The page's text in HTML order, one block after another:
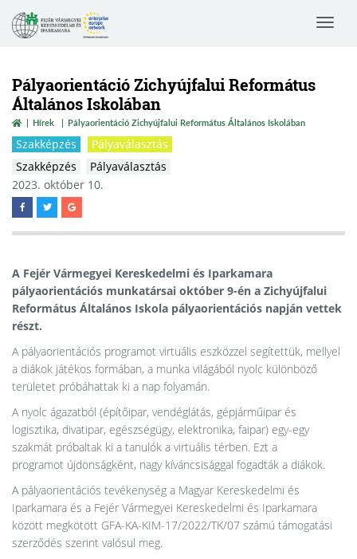
Toggle
Pályaorientáció Zichyújfalui Református
Általános Iskolában
Hírek Pályaorientáció Zichyújfalui Református Általános Iskolában
Szakképzés
Pályaválasztás
Szakképzés
Pályaválasztás
2023. október 10.
A Fejér Vármegyei Kereskedelmi és Iparkamara
pályaorientációs munkatársai október 9-én a Zichyújfalui
Református Általános Iskola pályaorientációs napján vettek
részt.
A pályaorientációs programot virtuális eszközzel segítettük, mellyel
a diákok játékos formában, a munka világából nyolc különböző
területet próbáhattak ki a nap folyamán.
A nyolc ágazatból (építőipar, vendéglátás, gépjárműipar és
logisztika, divatipar, egészségügy, elektronika, faipar) egy-egy
szakmát próbaltak ki a tanulók a virtuális térben. Ezt a
programot újdonságként, nagy kíváncsisággal fogadták a diákok.
A pályaorientációs tevékenység a Magyar Kereskedelmi és
Iparkamara és a Fejér Vármegyei Kereskedelmi és Iparkamara
között megkötött GFA-KA-KIM-17/2022/TK/07 számú támogatási
szerződés szerint valósul meg.